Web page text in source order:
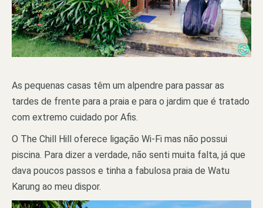
As pequenas casas têm um alpendre para passar as
tardes de frente para a praia e para o jardim que é tratado
com extremo cuidado por Afis.
O The Chill Hill oferece ligação Wi-Fi mas não possui
piscina. Para dizer a verdade, não senti muita falta, já que
dava poucos passos e tinha a fabulosa praia de Watu
Karung ao meu dispor.